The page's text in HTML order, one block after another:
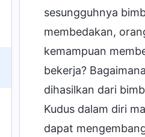
sesungguhnya
membedakan,
kemampuan
bekerja?
dihasilkan dari
Kudus dalam diri
dapat